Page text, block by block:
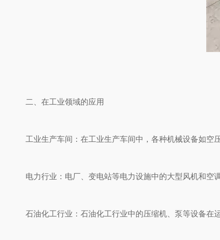
二、在工业领域的应用
工业生产车间：在工业生产车间中，各种机械设备如空压机
电力行业：电厂、变电站等电力设施中的大型风机和空
石油化工行业：石油化工行业中的压缩机、泵等设备在运